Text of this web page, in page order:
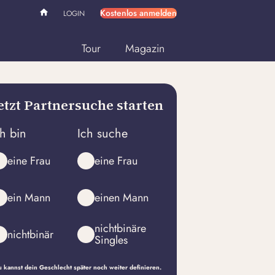
LOGIN Kostenlos anmelden
Tour Magazin
Partnersuche starten
bin
eine Frau
ein Mann
nichtbinär
Ich suche
eine Frau
einen Mann
nichtbinäre
Singles
kannst dein Geschlecht später noch weiter definieren.